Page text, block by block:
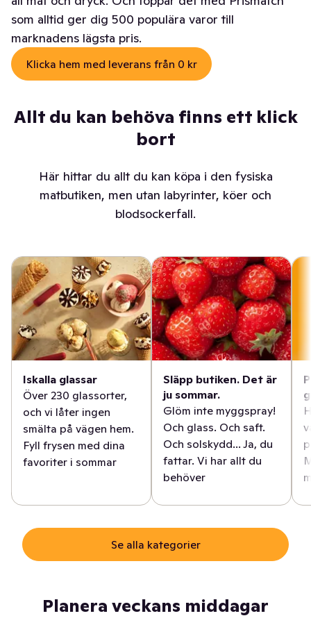
som alltid ger dig 500 populära varor till
marknadens lägsta pris.
Klicka hem med leverans från 0 kr
Allt du kan behöva finns ett klick
bort
Här hittar du allt du kan köpa i den fysiska
matbutiken, men utan labyrinter, köer och
blodsockerfall.
Iskalla glassar
Över 230 glassorter,
och vi låter ingen
smälta på vägen hem.
Fyll frysen med dina
favoriter i sommar
Släpp butiken. Det är
ju sommar.
Glöm inte myggspray!
Och glass. Och saft.
Och solskydd... Ja, du
fattar. Vi har allt du
behöver
Se alla kategorier
Planera veckans middagar